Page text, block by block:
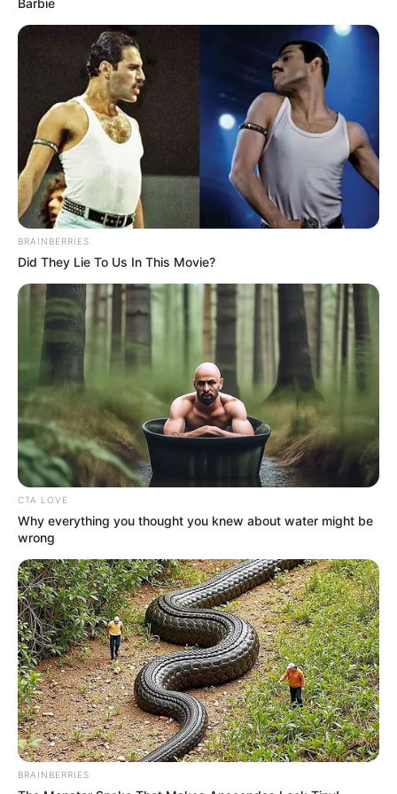
(foto: instagram/gladyslazarus90)
2. Lama nggak muncul di medsos, sosoknya kini
menjadi sorotan setelah dikabarkan tengah berjuang
melawan kanker payudara
Barbie
BRAINBERRIES
Did They Lie To Us In This Movie?
CTA LOVE
Why everything you thought you knew about water might be
wrong
BRAINBERRIES